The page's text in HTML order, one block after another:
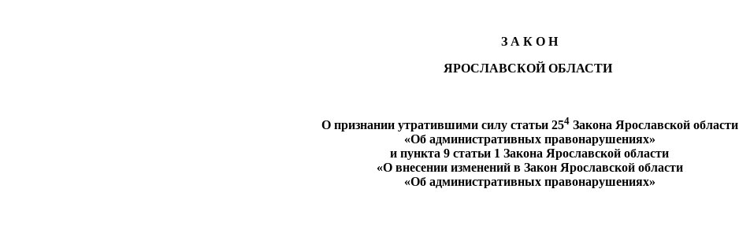
З А К О Н
ЯРОСЛАВСКОЙ ОБЛАСТИ
О признании утратившими силу статьи 254Закона Ярославской области
«Об административных правонарушениях»
и пункта 9 статьи 1 Закона Ярославской области
«О внесении изменений в Закон Ярославской области
«Об административных правонарушениях»